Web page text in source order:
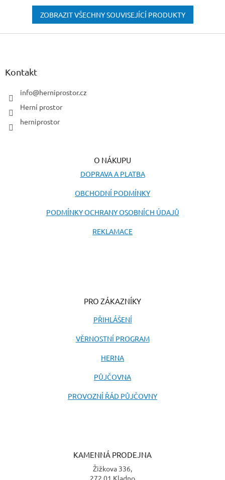
ZOBRAZIT VŠECHNY SOUVISEJÍCÍ PRODUKTY
Z
Kontakt
info@herniprostor.cz
Herní prostor
herniprostor
O NÁKUPU
DOPRAVA A PLATBA
OBCHODNÍ PODMÍNKY
PODMÍNKY OCHRANY OSOBNÍCH ÚDAJŮ
REKLAMACE
PRO ZÁKAZNÍKY
PŘIHLÁŠENÍ
VĚRNOSTNÍ PROGRAM
HERNA
PŮJČOVNA
PROVOZNÍ ŘÁD PŮJČOVNY
KAMENNÁ PRODEJNA
Žižkova 336,
272 01 Kladno